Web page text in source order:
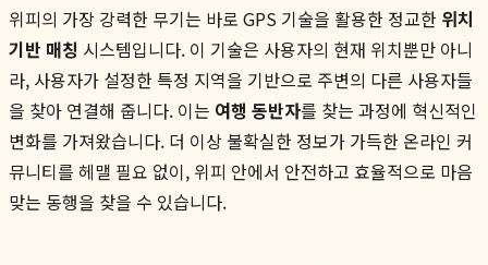
위피의 가장 강력한 무기는 바로 GPS 기술을 활용한 정교한 위치
기반 매칭 시스템입니다. 이 기술은 사용자의 현재 위치뿐만 아니
라, 사용자가 설정한 특정 지역을 기반으로 주변의 다른 사용자들
을 찾아 연결해 줍니다. 이는 여행 동반자를 찾는 과정에 혁신적인
변화를 가져왔습니다. 더 이상 불확실한 정보가 가득한 온라인 커
뮤니티를 헤맬 필요 없이, 위피 안에서 안전하고 효율적으로 마음
맞는 동행을 찾을 수 있습니다.